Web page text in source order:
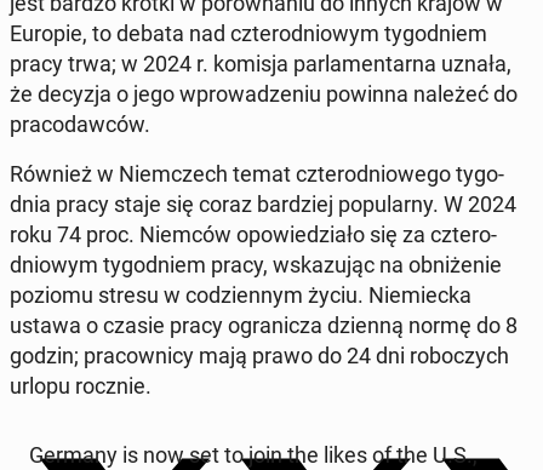
Europie, to debata nad czte­ro­dnio­wym ty­go­dniem
pracy trwa; w 2024 r. komisja par­la­men­tar­na uznała,
że decyzja o jego wpro­wa­dze­niu powinna należeć do
pra­co­daw­ców.
Również w Niem­czech temat czte­ro­dnio­we­go ty­go­
dnia pracy staje się coraz bar­dziej po­pu­lar­ny. W 2024
roku 74 proc. Niemców opo­wie­dzia­ło się za czte­ro­
dnio­wym ty­go­dniem pracy, wska­zu­jąc na ob­ni­że­nie
poziomu stresu w co­dzien­nym życiu. Nie­miec­ka
ustawa o czasie pracy ogra­ni­cza dzienną normę do 8
godzin; pra­cow­ni­cy mają prawo do 24 dni ro­bo­czych
urlopu rocznie.
Germany is now set to join the likes of the U.S.,